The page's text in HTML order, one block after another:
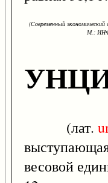
(Современный экономический
М.:
(лат.
весовой